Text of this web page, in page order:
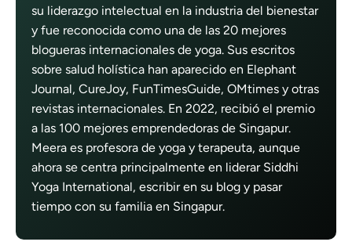
su liderazgo intelectual en la industria del bienestar
y fue reconocida como una de las 20 mejores
blogueras internacionales de yoga. Sus escritos
sobre salud holística han aparecido en Elephant
Journal, CureJoy, FunTimesGuide, OMtimes y otras
revistas internacionales. En 2022, recibió el premio
a las 100 mejores emprendedoras de Singapur.
Meera es profesora de yoga y terapeuta, aunque
ahora se centra principalmente en liderar Siddhi
Yoga International, escribir en su blog y pasar
tiempo con su familia en Singapur.